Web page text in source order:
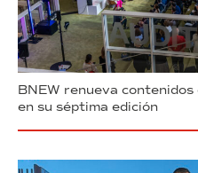
BNEW renueva
en su séptima edición